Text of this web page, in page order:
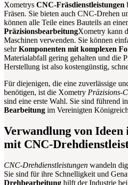
Xometrys CNC-Fräsdienstleistungen
Fräsen. Sie bieten auch CNC-Drehen
können alle Teile eines Bauteils an
PräzisionsbearbeitungXometry kann
Maschinen verwenden. Sie können
sehrKomponenten mit komplexen
Materialabfall gering gehalten und die
Herstellung ist also kostengünstig,
Für diejenigen, die eine zuverlässige
benötigen, ist die Xometry Präzisions-
sind eine erste Wahl. Sie sind führend in
Bearbeitung im Vereinigten
Verwandlung von Ideen
mit CNC-
CNC-Drehdienstleistungen wandeln
Sie sind für ihre Schnelligkeit und
Drehbearbeitung hilft der Industrie